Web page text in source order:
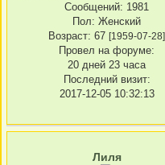
Сообщений: 1981
Пол: Женский
Возраст: 67 [1959-07-28]
Провел на форуме:
20 дней 23 часа
Последний визит:
2017-12-05 10:32:13
Лиля